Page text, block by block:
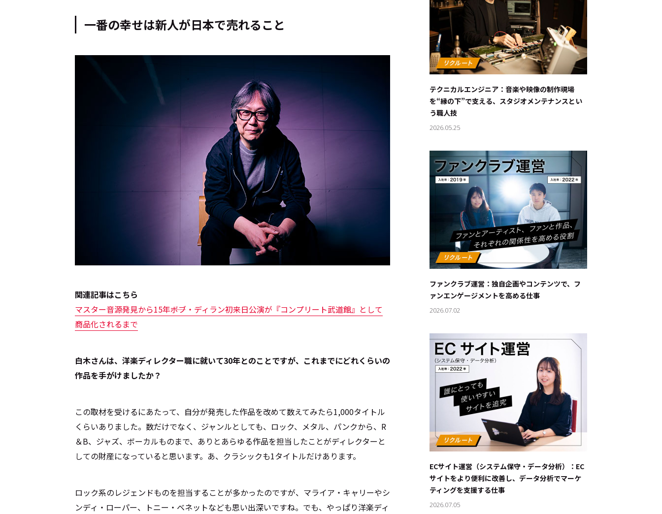
記事一覧 Articles
キーワード：
#エンタメ業界のちょっといい話
#リクルート
本サイトご利用にあたって JP
一番の幸せは新人が日本で売れること
関連記事はこちら
マスター音源発見から15年――ボブ・ディラン初来日公演が『コンプリート武道館』として
商品化されるまで
――白木さんは、洋楽ディレクター職に就いて30年とのことですが、これまでにどれくらいの
作品を手がけましたか？
この取材を受けるにあたって、自分が発売した作品を改めて数えてみたら1,000タイトル
くらいありました。数だけでなく、ジャンルとしても、ロック、メタル、パンクから、R
＆B、ジャズ、ボーカルものまで、ありとあらゆる作品を担当したことがディレクターと
しての財産になっていると思います。あ、クラシックも1タイトルだけあります。
ロック系のレジェンドものを担当することが多かったのですが、マライア・キャリーやシ
ンディ・ローパー、トニー・ベネットなども思い出深いですね。でも、やっぱり洋楽ディ
テクニカルエンジニア：音楽や映像の制作現場
を“縁の下”で支える、スタジオメンテナンスとい
う職人技
2026.05.25
ファンクラブ運営：独自企画やコンテンツで、フ
ァンエンゲージメントを高める仕事
2026.07.02
ECサイト運営（システム保守・データ分析）：EC
サイトをより便利に改善し、データ分析でマーケ
ティングを支援する仕事
2026.07.05